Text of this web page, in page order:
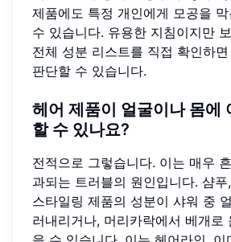
제품에도 특정 개인에게 모공을
수 있습니다. 유용한 지침이지만
전체 성분 리스트를 직접 확인하
판단할 수 있습니다.
헤어 제품이 얼굴이나 몸에
할 수 있나요?
전적으로 그렇습니다. 이는 매우
과되는 트러블의 원인입니다. 샴
스타일링 제품의 성분이 샤워 중
러내리거나, 머리카락에서 베개로